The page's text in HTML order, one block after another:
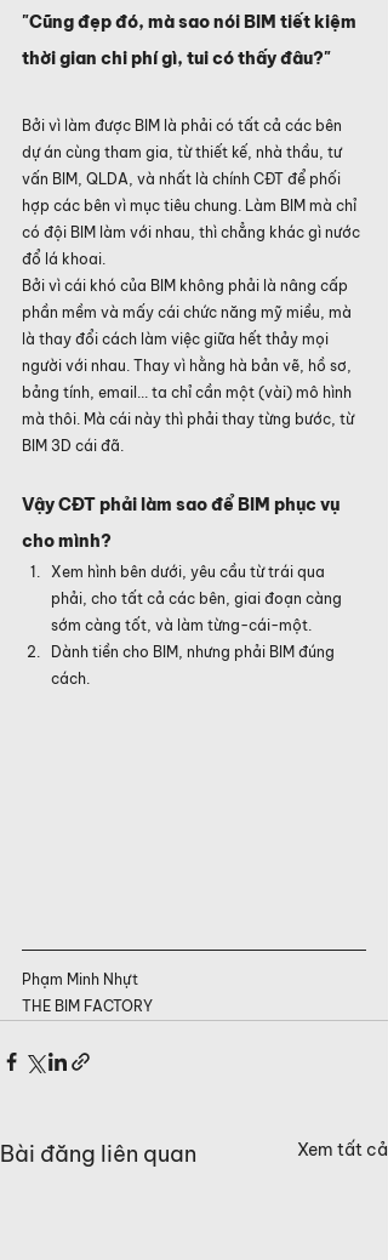
"Cũng đẹp đó, mà sao nói BIM tiết kiệm
thời gian chi phí gì, tui có thấy đâu?"
Bởi vì làm được BIM là phải có tất cả các bên
dự án cùng tham gia, từ thiết kế, nhà thầu, tư
vấn BIM, QLDA, và nhất là chính CĐT để phối
hợp các bên vì mục tiêu chung. Làm BIM mà chỉ
có đội BIM làm với nhau, thì chẳng khác gì nước
đổ lá khoai.
Bởi vì cái khó của BIM không phải là nâng cấp
phần mềm và mấy cái chức năng mỹ miều, mà
là thay đổi cách làm việc giữa hết thảy mọi
người với nhau. Thay vì hằng hà bản vẽ, hồ sơ,
bảng tính, email... ta chỉ cần một (vài) mô hình
mà thôi. Mà cái này thì phải thay từng bước, từ
BIM 3D cái đã.
Vậy CĐT phải làm sao để BIM phục vụ
cho mình?
Xem hình bên dưới, yêu cầu từ trái qua
phải, cho tất cả các bên, giai đoạn càng
sớm càng tốt, và làm từng-cái-một.
Dành tiền cho BIM, nhưng phải BIM đúng
cách.
Phạm Minh Nhựt
THE BIM FACTORY
Bài đăng liên quan Xem tất cả